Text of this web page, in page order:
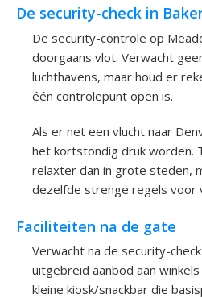
De security-check in
De security-controle op
doorgaans vlot. Verwacht
luchthavens, maar houd er
één controlepunt open is.
Als er net een vlucht naar
het kortstondig druk worden.
relaxter dan in grote steden,
dezelfde strenge regels voor
Faciliteiten na de gate
Verwacht na de security-
uitgebreid aanbod aan
kleine kiosk/snackbar die